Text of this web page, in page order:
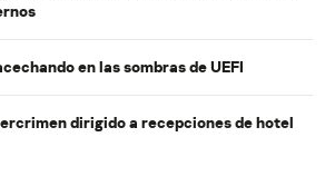
en las sombras de UEFI
dirigido a recepciones de hotel